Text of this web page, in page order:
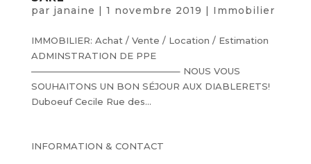
par janaine | 1 novembre 2019 | Immobilier
IMMOBILIER: Achat / Vente / Location / Estimation
ADMINSTRATION DE PPE
————————————————– NOUS VOUS
SOUHAITONS UN BON SÉJOUR AUX DIABLERETS!
Duboeuf Cecile Rue des...
INFORMATION & CONTACT